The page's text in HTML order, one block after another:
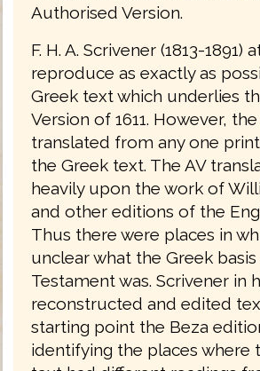
Authorised Version.
F. H. A. Scrivener (1813-
reproduce as exactly as
Greek text which underlies
Version of 1611. However,
translated from any one
the Greek text. The AV
heavily upon the work of
and other editions of the
Thus there were places in
unclear what the Greek
Testament was. Scrivener in
reconstructed and edited
starting point the Beza
identifying the places where